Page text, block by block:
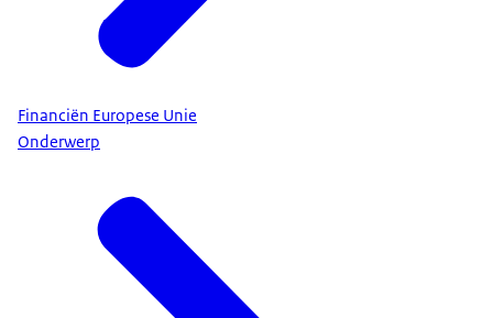
Financiën Europese Unie
Onderwerp